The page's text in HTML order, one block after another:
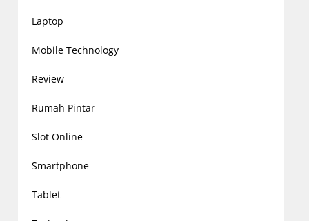
Laptop
Mobile Technology
Review
Rumah Pintar
Slot Online
Smartphone
Tablet